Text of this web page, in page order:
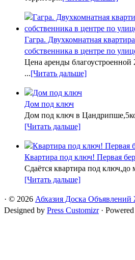
Гагра. Двухкомнатная
собственника в центре по
Цена аренды
...[Читать дальше]
Дом под ключ
Дом под ключ в
[Читать дальше]
Квартира под ключ! Первая
Сдаётся квартира под
[Читать дальше]
· © 2026 Абхазия Доска
Designed by Press Customizr·